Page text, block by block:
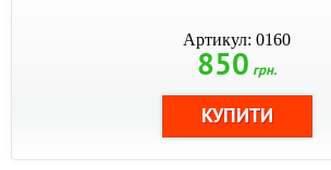
Артикул: 0160
850 грн.